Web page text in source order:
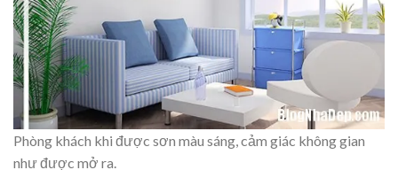
Phòng khách khi được sơn màu sáng, cảm giác không gian
như được mở ra.